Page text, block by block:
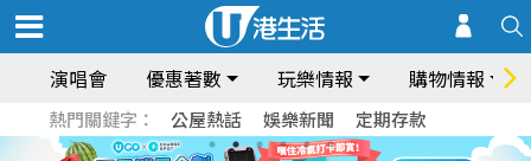
演唱會 優惠著數 玩樂情報 購物情報
熱門關鍵字： 公屋熱話 娛樂新聞 定期存款